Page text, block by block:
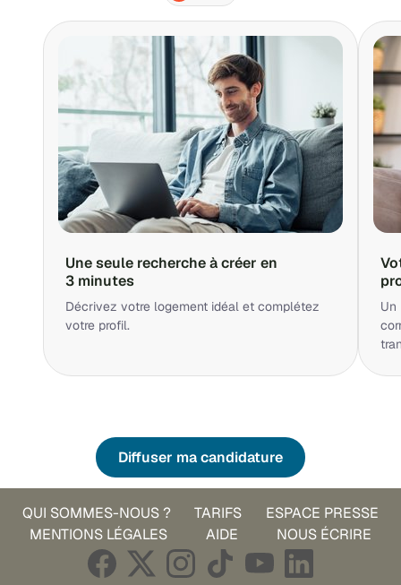
Une seule recherche à créer en
3 minutes
Décrivez votre logement idéal et complétez
votre profil.
Un
Diffuser ma candidature
QUI SOMMES-NOUS ? TARIFS
ESPACE PRESSE
MENTIONS LÉGALES
AIDE NOUS ÉCRIRE